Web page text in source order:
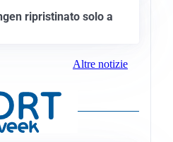
ripristinato solo a
Altre notizie